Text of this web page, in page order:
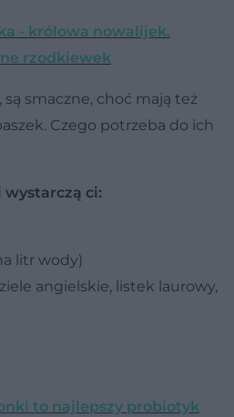
- królowa nowalijek.
rzodkiewek
są smaczne, choć mają też
Czego potrzeba do ich
ci:
litr wody)
angielskie, listek laurowy,
to najlepszy probiotyk